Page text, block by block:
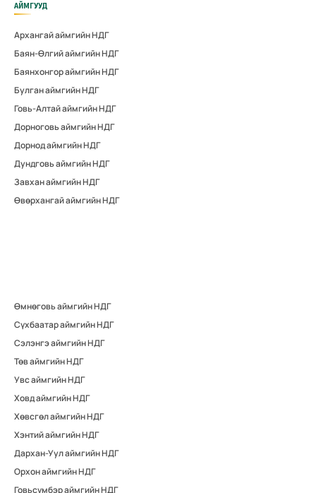
АЙМГУУД
Архангай аймгийн НДГ
Баян-Өлгий аймгийн НДГ
Баянхонгор аймгийн НДГ
Булган аймгийн НДГ
Говь-Алтай аймгийн НДГ
Дорноговь аймгийн НДГ
Дорнод аймгийн НДГ
Дундговь аймгийн НДГ
Завхан аймгийн НДГ
Өвөрхангай аймгийн НДГ
Өмнөговь аймгийн НДГ
Сүхбаатар аймгийн НДГ
Сэлэнгэ аймгийн НДГ
Төв аймгийн НДГ
Увс аймгийн НДГ
Ховд аймгийн НДГ
Хөвсгөл аймгийн НДГ
Хэнтий аймгийн НДГ
Дархан-Уул аймгийн НДГ
Орхон аймгийн НДГ
Говьсүмбэр аймгийн НДГ